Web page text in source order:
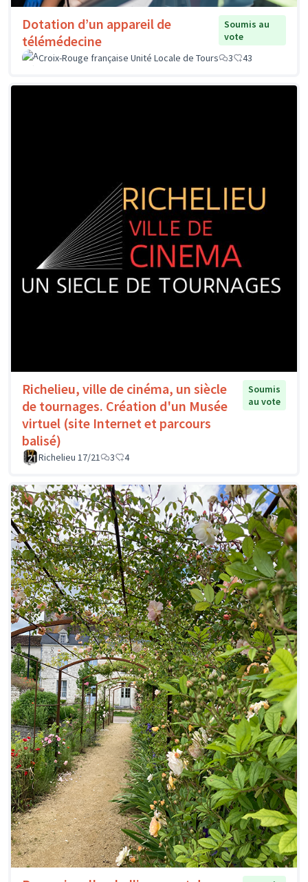
Dotation d’un appareil de
télémédecine
Soumis au
vote
Croix-Rouge française Unité Locale de Tours
3 43
Richelieu, ville de cinéma, un siècle
de tournages. Création d'un Musée
virtuel (site Internet et parcours
balisé)
Soumis
au vote
Richelieu 17/21 3 4